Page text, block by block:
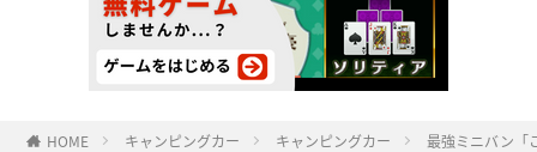
HOME キャンピングカー キャンピングカー 最強ミニバン「